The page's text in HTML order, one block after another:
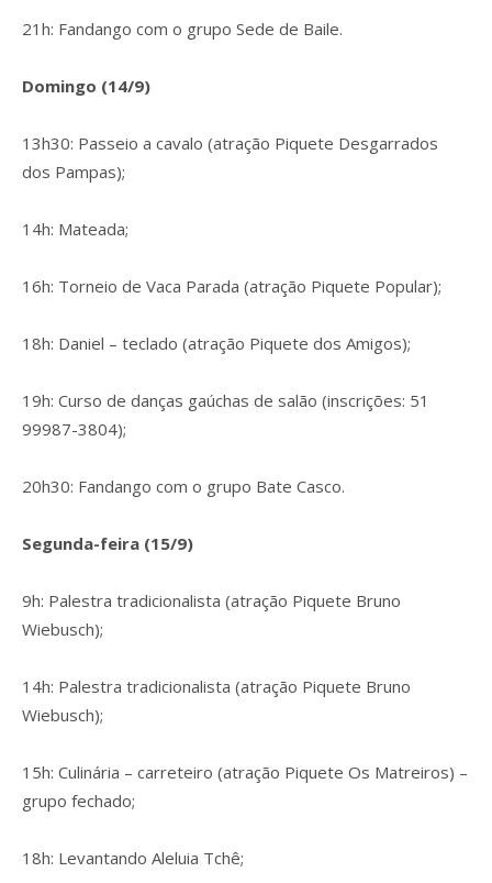
21h: Fandango com o grupo Sede de Baile.
Domingo (14/9)
13h30: Passeio a cavalo (atração Piquete Desgarrados
dos Pampas);
14h: Mateada;
16h: Torneio de Vaca Parada (atração Piquete Popular);
18h: Daniel – teclado (atração Piquete dos Amigos);
19h: Curso de danças gaúchas de salão (inscrições: 51
99987-3804);
20h30: Fandango com o grupo Bate Casco.
Segunda-feira (15/9)
9h: Palestra tradicionalista (atração Piquete Bruno
Wiebusch);
14h: Palestra tradicionalista (atração Piquete Bruno
Wiebusch);
15h: Culinária – carreteiro (atração Piquete Os Matreiros) –
grupo fechado;
18h: Levantando Aleluia Tchê;